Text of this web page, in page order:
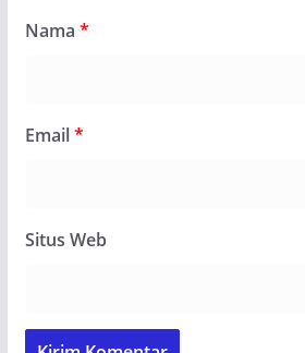
Nama *
Email*
Situs Web